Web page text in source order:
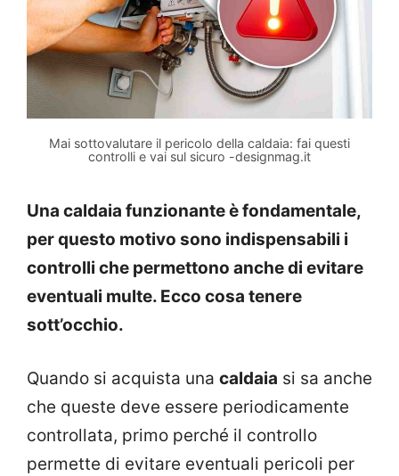
Mai sottovalutare il pericolo della caldaia: fai questi
controlli e vai sul sicuro -designmag.it
Una caldaia funzionante è fondamentale,
per questo motivo sono indispensabili i
controlli che permettono anche di evitare
eventuali multe. Ecco cosa tenere
sott’occhio.
Quando si acquista una caldaia si sa anche
che queste deve essere periodicamente
controllata, primo perché il controllo
permette di evitare eventuali pericoli per